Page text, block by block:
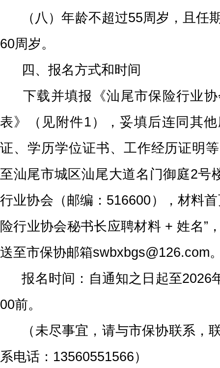
（八）年龄不超过55周岁，且任
60周岁。
四、报名方式和时间
下载并填报《汕尾市保险行业
表》（见附件1 ），妥填后连同其
证、学历学位证书、工作经历证明
至汕尾市城区汕尾大道名门御庭2号
行业协会（邮编：516600），材料
险行业协会秘书长应聘材料 + 姓名”
送至市保协邮箱swbxbgs@126.com
报名时间：自通知之日起至2026
00前。
（未尽事宜，请与市保协联系，
系电话： 13560551566）